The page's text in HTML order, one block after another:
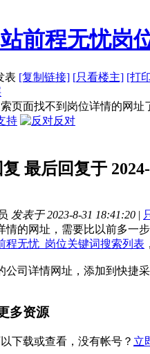
前程无忧岗
表 [复制链接] [只看楼主] [打
页面找不到岗位详情的网址
持
反对
最后回复于
发表于 2023-8-31 18:41:20 |
情的网址，需要比以前多一
程无忧_岗位关键词搜索列表
公司详情网址，添加到快捷
多资源
下载或查看，没有帐号？ 立